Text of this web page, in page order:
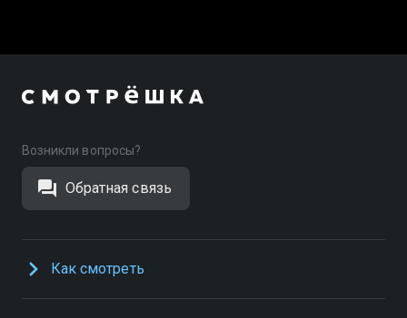
Возникли вопросы?
Обратная связь
Как смотреть